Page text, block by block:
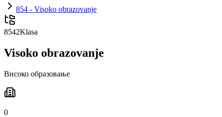
854 - Visoko obrazovanje
8542Klasa
Visoko obrazovanje
Високо образовање
0